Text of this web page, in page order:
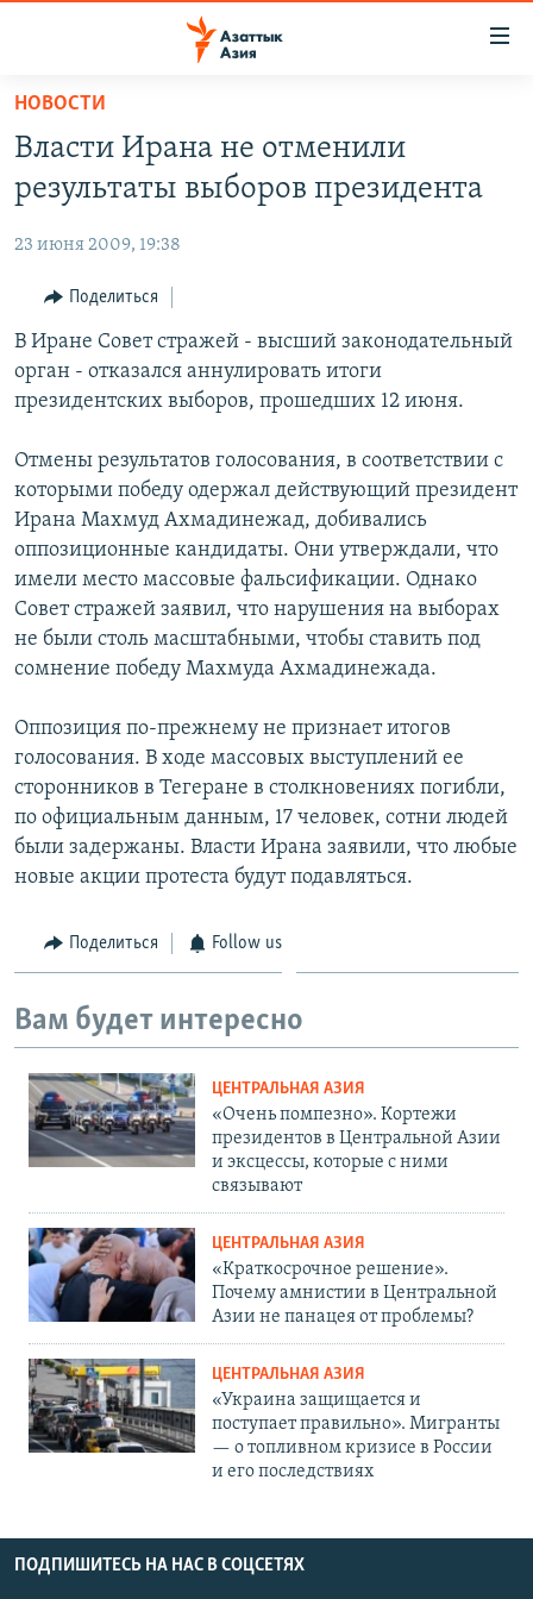
Вернуться
основному
содержанию
Вернутся
навигации
Вернутся
поиску
УЗБЕКИСТАН
ТАДЖИКИСТАН
ВОЙНА В УКРАИНЕ
НА ДРУГИХ ЯЗЫКАХ
ҚАЗАҚША
КЫРГЫЗЧА
TÜRKMENÇE
НОВОСТИ
Власти Ирана не отменили
результаты выборов президента
23 июня 2009, 19:38
Поделиться
В Иране Совет стражей - высший законодательный
орган - отказался аннулировать итоги
президентских выборов, прошедших 12 июня.
Отмены результатов голосования, в соответствии с
которыми победу одержал действующий президент
Ирана Махмуд Ахмадинежад, добивались
оппозиционные кандидаты. Они утверждали, что
имели место массовые фальсификации. Однако
Совет стражей заявил, что нарушения на выборах
не были столь масштабными, чтобы ставить под
сомнение победу Махмуда Ахмадинежада.
Оппозиция по-прежнему не признает итогов
голосования. В ходе массовых выступлений ее
сторонников в Тегеране в столкновениях погибли,
по официальным данным, 17 человек, сотни людей
были задержаны. Власти Ирана заявили, что любые
новые акции протеста будут подавляться.
Поделиться Follow us
Вам будет интересно
ЦЕНТРАЛЬНАЯ АЗИЯ
«Очень помпезно». Кортежи
президентов в Центральной Азии
и эксцессы, которые с ними
связывают
ЦЕНТРАЛЬНАЯ АЗИЯ
«Краткосрочное решение».
Почему амнистии в Центральной
Азии не панацея от проблемы?
ЦЕНТРАЛЬНАЯ АЗИЯ
«Украина защищается и
поступает правильно». Мигранты
— о топливном кризисе в России
и его последствиях
ПОДПИШИТЕСЬ НА НАС В СОЦСЕТЯХ